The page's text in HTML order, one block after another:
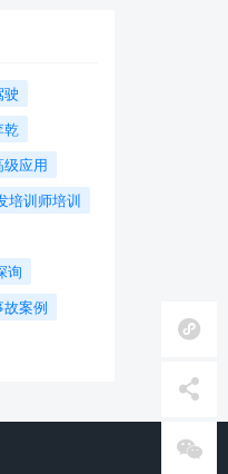
驶
乾
级应用
培训师培训
询
故案例